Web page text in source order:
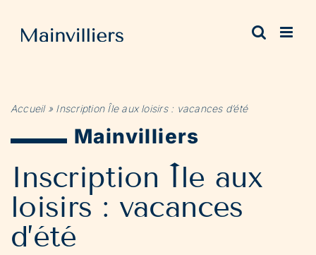
contenu
Accueil» Inscription Île aux loisirs : vacances d’été
Mainvilliers
Inscription Île aux
loisirs : vacances
d’été